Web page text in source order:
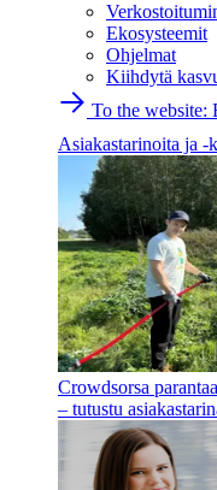
Ekosysteemit
Ohjelmat
Kiihdytä
To the website:
Asiakastarinoita ja -
Crowdsorsa
– tutustu